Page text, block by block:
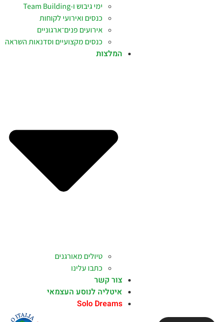
ימי גיבוש ו-Team Building
כנסים ואירועי לקוחות
אירועים פנים־ארגוניים
כנסים מקצועיים וסדנאות השראה
המלצות
טיולים מאורגנים
כתבו עלינו
צור קשר
איטליה לנוסע העצמאי
Solo Dreams